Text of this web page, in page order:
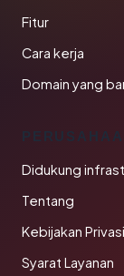
Fitur
Cara kerja
Domain yang
Didukung
Tentang
Kebijakan Privasi
Syarat Layanan